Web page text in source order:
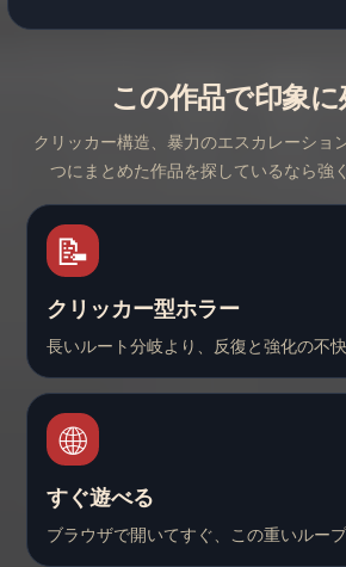
この作品で印象
クリッカー構造、暴力のエスカレーショ
つにまとめた作品を探しているなら強
📝
クリッカー型ホラー
長いルート分岐より、反復と強化の不快
🌐
すぐ遊べる
ブラウザで開いてすぐ、この重いループ